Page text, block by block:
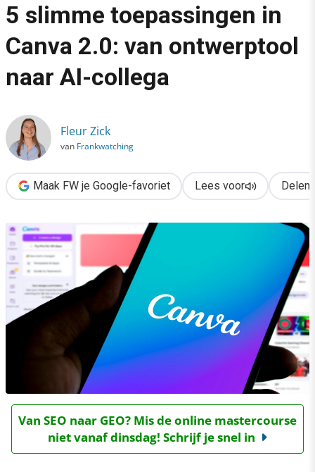
Alle artikelen
›
5 slimme toepassingen in Canva 2.0: van ontwerptool naar AI-
5 slimme toepassingen in
Canva 2.0: van ontwerptool
naar AI-collega
Fleur Zick
van Frankwatching
Maak FW je Google-favoriet Lees voor Delen
Van SEO naar GEO? Mis de online mastercourse
niet vanaf dinsdag! Schrijf je snel in